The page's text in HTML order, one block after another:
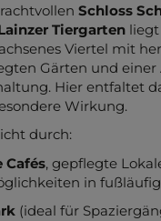
Schloss
Tiergarten liegt
Viertel mit
Gärten und einer
Hier entfaltet
Wirkung.
durch:
Cafés, gepflegte
in
(ideal für